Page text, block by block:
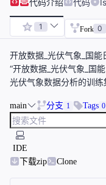
1 Fork 0
开放数据_光伏气象_国
“开放数据_光伏气象_国
光伏气象数据分析的训
main 分支 1 Tags 0
IDE
下载zip
Clone